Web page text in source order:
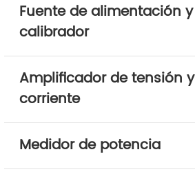
Fuente de alimentación y
calibrador
Amplificador de tensión y
corriente
Medidor de potencia